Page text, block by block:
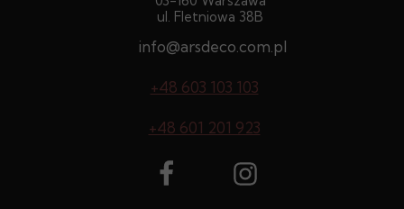
ul. Fletniowa 38B
+48 603 103 103
info@arsdeco.com.pl
+48 601 201 923